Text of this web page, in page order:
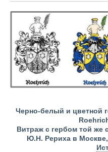
Черно-белый и цветной
Витраж с гербом той же
Ю.Н. Рериха в Москве,